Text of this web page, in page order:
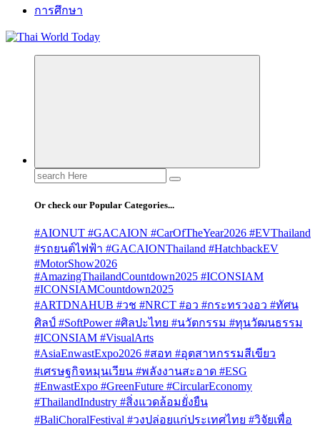
การศึกษา
Search
for:
Or check our Popular Categories...
#AIONUT #GACAION #CarOfTheYear2026 #EVThailand
#รถยนต์ไฟฟ้า #GACAIONThailand #HatchbackEV
#MotorShow2026
#AmazingThailandCountdown2025 #ICONSIAM
#ICONSIAMCountdown2025
#ARTDNAHUB #วช #NRCT #อว #กระทรวงอว #ทัศน
ศิลป์ #SoftPower #ศิลปะไทย #นวัตกรรม #ทุนวัฒนธรรม
#ICONSIAM #VisualArts
#AsiaEnwastExpo2026 #สอท #อุตสาหกรรมสีเขียว
#เศรษฐกิจหมุนเวียน #พลังงานสะอาด #ESG
#EnwastExpo #GreenFuture #CircularEconomy
#ThailandIndustry #สิ่งแวดล้อมยั่งยืน
#BaliChoralFestival #วงปล่อยแก่ประเทศไทย #วิจัยเพื่อ